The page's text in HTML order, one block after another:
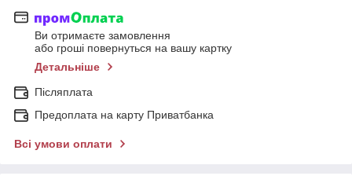
Ви отримаєте замовлення
або гроші повернуться на вашу картку
Детальніше
Післяплата
Предоплата на карту Приватбанка
Всі умови оплати